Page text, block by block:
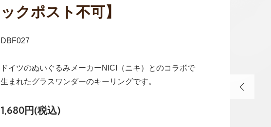
ックポスト不可】
DBF027
ドイツのぬいぐるみメーカーNICI（ニキ）とのコラボで
生まれたグラスワンダーのキーリングです。
1,680円(税込)